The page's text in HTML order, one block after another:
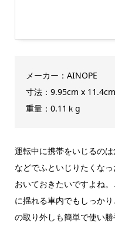
メーカー：AINOPE
寸法：9.95cm x
重量：0.11ｋg
運転中に携帯をいじるの
などでふといじりたくな
おいておきたいですよね
に揺れる車内でもしっか
の取り外しも簡単で使い勝